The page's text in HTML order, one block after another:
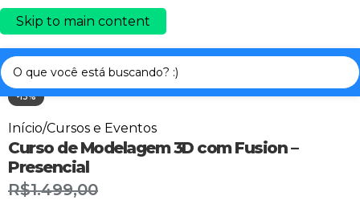
Skip to main content
-13%
Clique para ampliar
Início/Cursos e Eventos
Curso de Modelagem 3D com Fusion –
Presencial
R$1.499,00